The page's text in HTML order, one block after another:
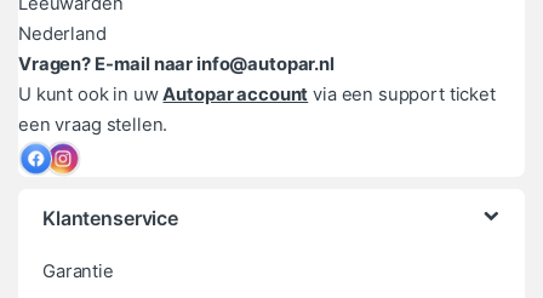
Nederland
Vragen? E-mail naar info@autopar.nl
U kunt ook in uwAutopar account via een support ticket
een vraag stellen.
Klantenservice
Garantie